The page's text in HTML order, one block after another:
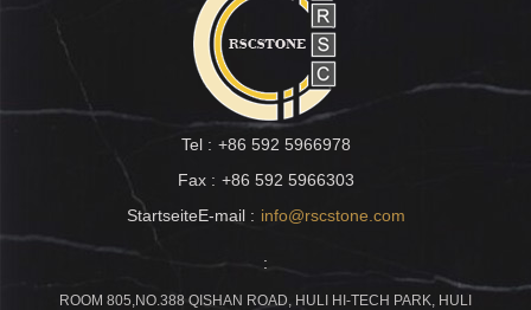
Tel : +86 592 5966978
Fax : +86 592 5966303
StartseiteE-mail : info@rscstone.com
:
ROOM 805,NO.388 QISHAN ROAD, HULI HI-TECH PARK, HULI